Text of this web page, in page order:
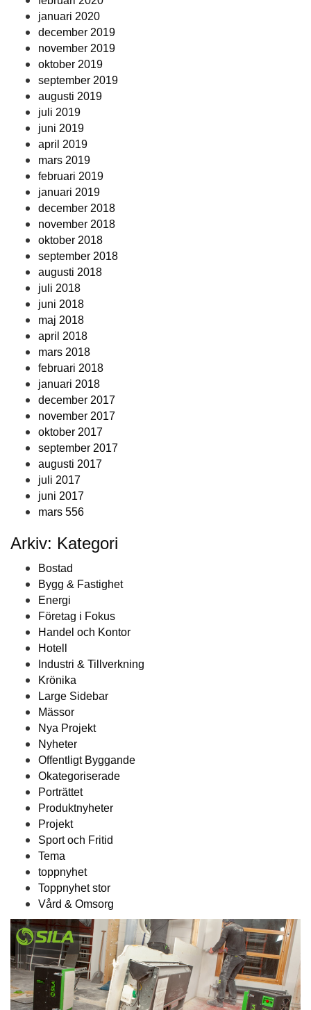
januari 2020
december 2019
november 2019
oktober 2019
september 2019
augusti 2019
juli 2019
juni 2019
april 2019
mars 2019
februari 2019
januari 2019
december 2018
november 2018
oktober 2018
september 2018
augusti 2018
juli 2018
juni 2018
maj 2018
april 2018
mars 2018
februari 2018
januari 2018
december 2017
november 2017
oktober 2017
september 2017
augusti 2017
juli 2017
juni 2017
mars 556
Arkiv: Kategori
Bostad
Bygg & Fastighet
Energi
Företag i Fokus
Handel och Kontor
Hotell
Industri & Tillverkning
Krönika
Large Sidebar
Mässor
Nya Projekt
Nyheter
Offentligt Byggande
Okategoriserade
Porträttet
Produktnyheter
Projekt
Sport och Fritid
Tema
toppnyhet
Toppnyhet stor
Vård & Omsorg